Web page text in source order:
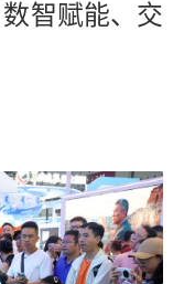
智赋能、交